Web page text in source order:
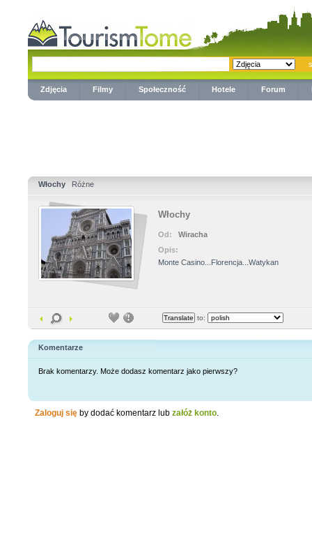
Zdjęcia Filmy Społeczność Hotele Forum
Włochy Różne
Włochy
Od:
Wiracha
Opis:
Monte Casino...Florencja...Watykan
to:
Komentarze
Brak komentarzy. Może dodasz komentarz jako pierwszy?
Zaloguj się by dodać komentarz lub załóż konto.